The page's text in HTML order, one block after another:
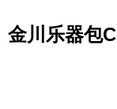
金川乐器包